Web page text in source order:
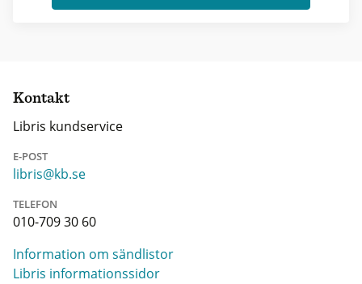
Kontakt
Libris kundservice
E-POST
libris@kb.se
TELEFON
010-709 30 60
Information om sändlistor
Libris informationssidor